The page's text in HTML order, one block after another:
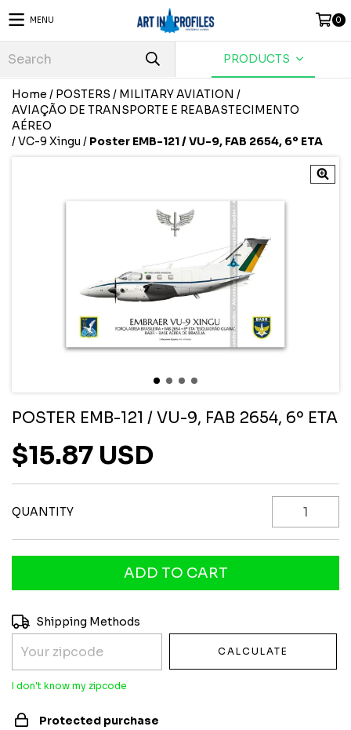
MENU 0
PRODUCTS
Home / POSTERS / MILITARY AVIATION /
AVIAÇÃO DE TRANSPORTE E REABASTECIMENTO
AÉREO
/VC-9 Xingu / Poster EMB-121 / VU-9, FAB 2654, 6º ETA
POSTER EMB-121 / VU-9, FAB 2654, 6º ETA
$15.87 USD
QUANTITY
Shipping for zipcode:
Shipping Methods
CALCULATE
I don't know my zipcode
Protected purchase